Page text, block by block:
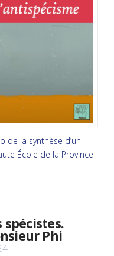
de la synthèse d’un
École de la Province
spécistes.
Phi